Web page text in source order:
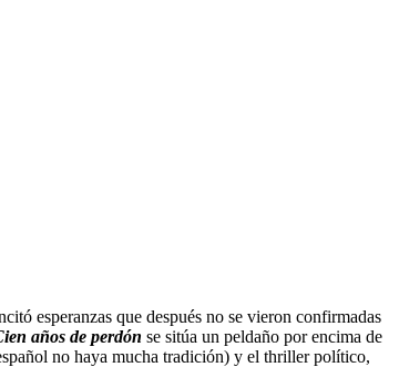
esperanzas que después no se vieron confirmadas
años de perdón se sitúa un peldaño por encima de
no haya mucha tradición) y el thriller político,